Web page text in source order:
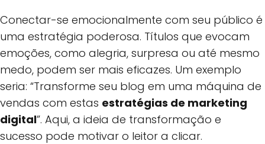
Conectar-se emocionalmente com seu público é
uma estratégia poderosa. Títulos que evocam
emoções, como alegria, surpresa ou até mesmo
medo, podem ser mais eficazes. Um exemplo
seria: “Transforme seu blog em uma máquina de
vendas com estas estratégias de marketing
digital”. Aqui, a ideia de transformação e
sucesso pode motivar o leitor a clicar.